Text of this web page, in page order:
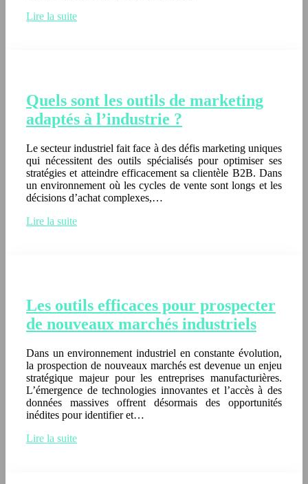
Lire la suite
Quels sont les outils de marketing
adaptés à l’industrie ?
Le secteur industriel fait face à des défis marketing uniques
qui nécessitent des outils spécialisés pour optimiser ses
stratégies et atteindre efficacement sa clientèle B2B. Dans
un environnement où les cycles de vente sont longs et les
décisions d’achat complexes,…
Lire la suite
Les outils efficaces pour prospecter
de nouveaux marchés industriels
Dans un environnement industriel en constante évolution,
la prospection de nouveaux marchés est devenue un enjeu
stratégique majeur pour les entreprises manufacturières.
L’émergence de technologies innovantes et l’accès à des
données massives offrent désormais des opportunités
inédites pour identifier et…
Lire la suite